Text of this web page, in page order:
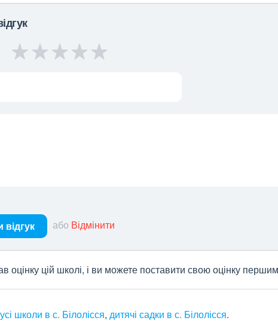
або Відмінити
оцінку цій школі, і ви можете поставити свою оцінку
усі школи в с. Білолісся, дитячі садки в с. Білолісся.